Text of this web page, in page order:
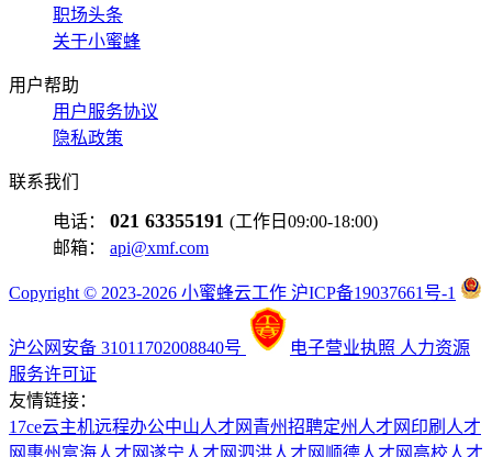
职场头条
关于小蜜蜂
用户帮助
用户服务协议
隐私政策
联系我们
电话： 021 63355191 (工作日09:00-18:00)
邮箱： api@xmf.com
Copyright © 2023-2026 小蜜蜂云工作 沪ICP备19037661号-1
沪公网安备 31011702008840号 电子营业执照 人力资源
服务许可证
友情链接：
17ce云主机远程办公中山人才网 青州招聘定州人才网 印刷人才